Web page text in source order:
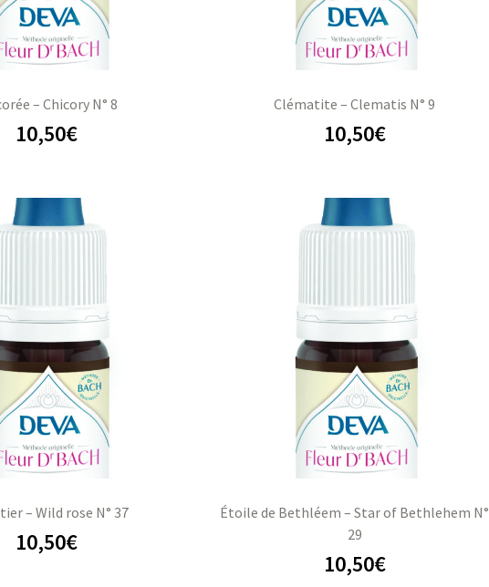
– Chicory N° 8
10,50€
Clématite – Clematis N° 9
10,50€
– Wild rose N° 37
10,50€
Étoile de Bethléem – Star of Bethlehem N°
29
10,50€